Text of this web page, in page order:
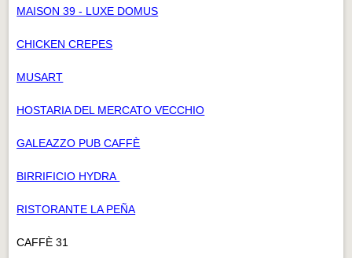
MAISON 39 - LUXE DOMUS
CHICKEN CREPES
MUSART
HOSTARIA DEL MERCATO VECCHIO
GALEAZZO PUB CAFFÈ
BIRRIFICIO HYDRA
RISTORANTE LA PEÑA
CAFFÈ 31